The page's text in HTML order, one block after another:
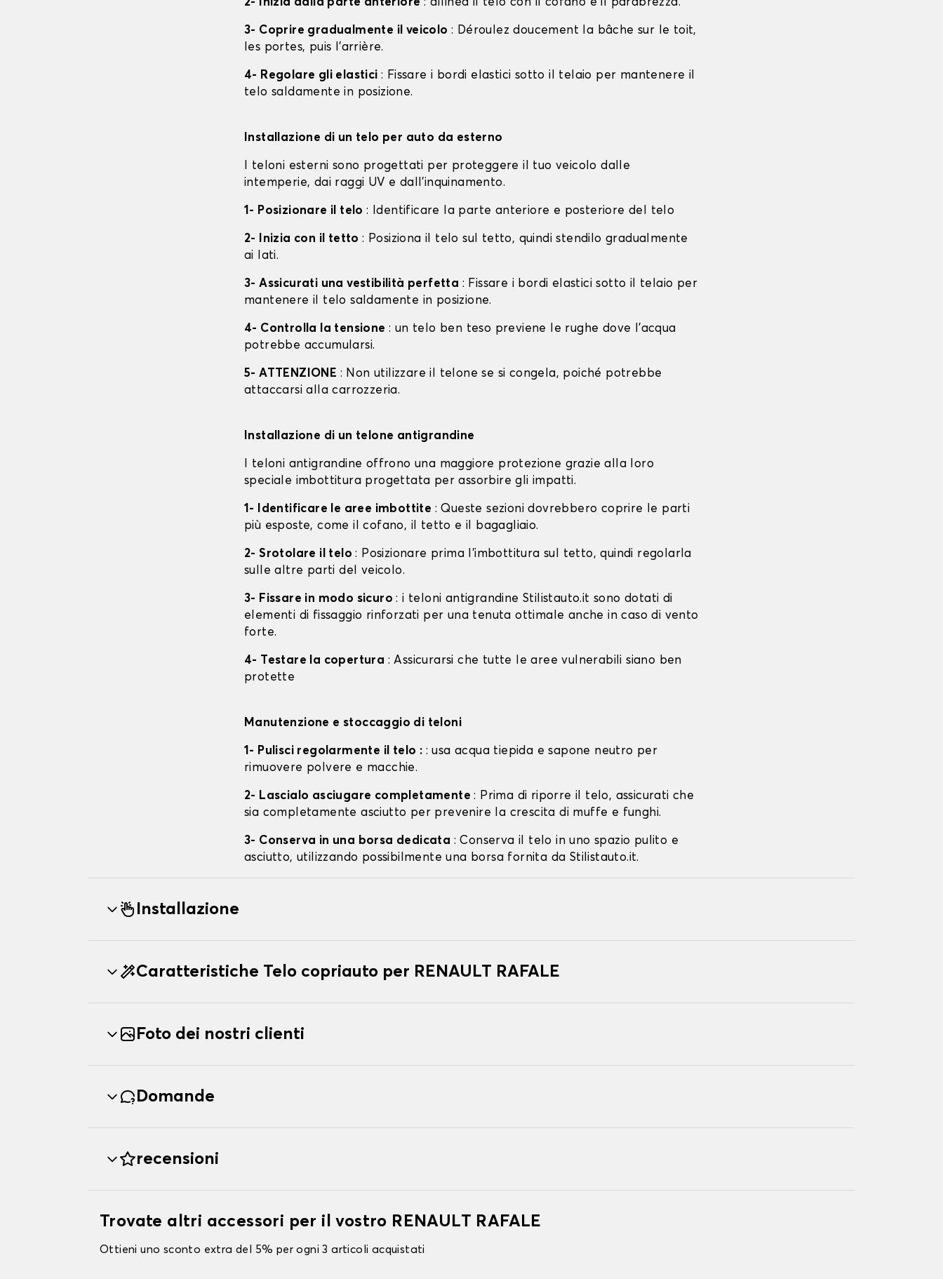
2- Inizia dalla parte anteriore : allinea il telo con il cofano e il parabrezza.
3- Coprire gradualmente il veicolo : Déroulez doucement la bâche sur le toit,
les portes, puis l'arrière.
4- Regolare gli elastici : Fissare i bordi elastici sotto il telaio per mantenere il
telo saldamente in posizione.
Installazione di un telo per auto da esterno
I teloni esterni sono progettati per proteggere il tuo veicolo dalle
intemperie, dai raggi UV e dall'inquinamento.
1- Posizionare il telo: Identificare la parte anteriore e posteriore del telo
2- Inizia con il tetto: Posiziona il telo sul tetto, quindi stendilo gradualmente
ai lati.
3- Assicurati una vestibilità perfetta : Fissare i bordi elastici sotto il telaio per
mantenere il telo saldamente in posizione.
4- Controlla la tensione : un telo ben teso previene le rughe dove l'acqua
potrebbe accumularsi.
5- ATTENZIONE : Non utilizzare il telone se si congela, poiché potrebbe
attaccarsi alla carrozzeria.
Installazione di un telone antigrandine
I teloni antigrandine offrono una maggiore protezione grazie alla loro
speciale imbottitura progettata per assorbire gli impatti.
1- Identificare le aree imbottite : Queste sezioni dovrebbero coprire le parti
più esposte, come il cofano, il tetto e il bagagliaio.
2- Srotolare il telo: Posizionare prima l'imbottitura sul tetto, quindi regolarla
sulle altre parti del veicolo.
3- Fissare in modo sicuro: i teloni antigrandine Stilistauto.it sono dotati di
elementi di fissaggio rinforzati per una tenuta ottimale anche in caso di vento
forte.
4- Testare la copertura : Assicurarsi che tutte le aree vulnerabili siano ben
protette
Manutenzione e stoccaggio di teloni
1- Pulisci regolarmente il telo : : usa acqua tiepida e sapone neutro per
rimuovere polvere e macchie.
2- Lascialo asciugare completamente: Prima di riporre il telo, assicurati che
sia completamente asciutto per prevenire la crescita di muffe e funghi.
3- Conserva in una borsa dedicata : Conserva il telo in uno spazio pulito e
asciutto, utilizzando possibilmente una borsa fornita da Stilistauto.it.
Installazione
Caratteristiche Telo copriauto per RENAULT RAFALE
Foto dei nostri clienti
Domande
recensioni
Trovate altri accessori per il vostro RENAULT RAFALE
Ottieni uno sconto extra del 5% per ogni 3 articoli acquistati